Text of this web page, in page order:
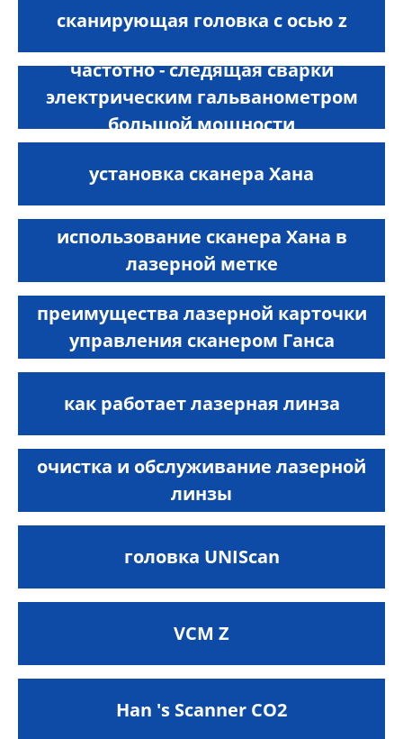
сканирующая головка с осью z
частотно - следящая сварки
электрическим гальванометром
большой мощности
установка сканера Хана
использование сканера Хана в
лазерной метке
преимущества лазерной карточки
управления сканером Ганса
как работает лазерная линза
очистка и обслуживание лазерной
линзы
головка UNIScan
VCM Z
Han 's Scanner CO2